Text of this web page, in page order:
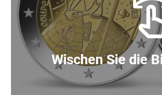
Wischen Sie die